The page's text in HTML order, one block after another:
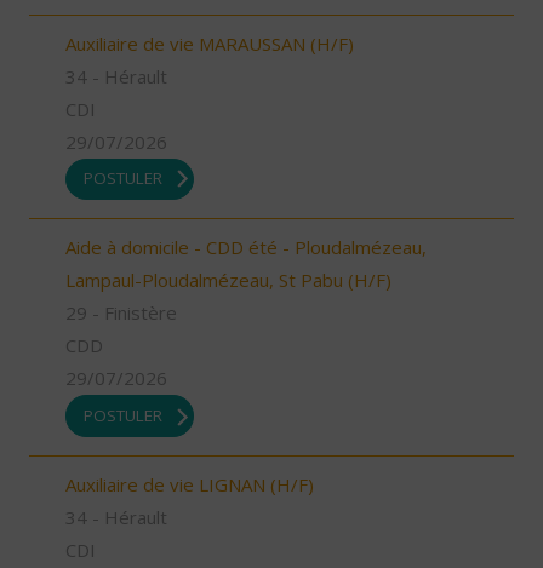
Auxiliaire de vie MARAUSSAN (H/F)
34 - Hérault
CDI
29/07/2026
POSTULER
Aide à domicile - CDD été - Ploudalmézeau,
Lampaul-Ploudalmézeau, St Pabu (H/F)
29 - Finistère
CDD
29/07/2026
POSTULER
Auxiliaire de vie LIGNAN (H/F)
34 - Hérault
CDI